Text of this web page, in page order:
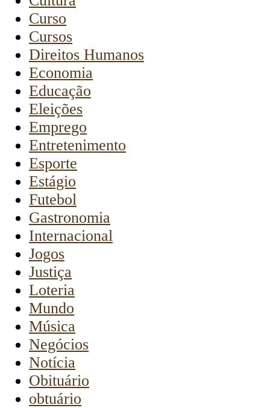
Curso
Cursos
Direitos Humanos
Economia
Educação
Eleições
Emprego
Entretenimento
Esporte
Estágio
Futebol
Gastronomia
Internacional
Jogos
Justiça
Loteria
Mundo
Música
Negócios
Notícia
Obituário
obtuário